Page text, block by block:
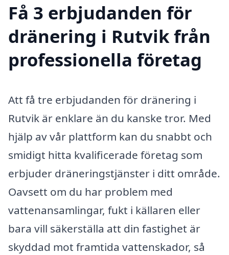
Få 3 erbjudanden för
dränering i Rutvik från
professionella företag
Att få tre erbjudanden för dränering i
Rutvik är enklare än du kanske tror. Med
hjälp av vår plattform kan du snabbt och
smidigt hitta kvalificerade företag som
erbjuder dräneringstjänster i ditt område.
Oavsett om du har problem med
vattenansamlingar, fukt i källaren eller
bara vill säkerställa att din fastighet är
skyddad mot framtida vattenskador, så